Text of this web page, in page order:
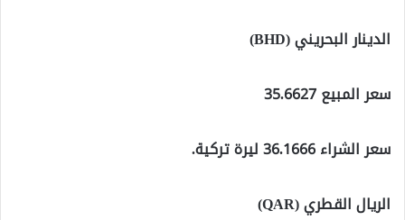
الدينار البحريني (BHD)
سعر المبيع 35.6627
سعر الشراء 36.1666 ليرة تركية.
الريال القطري (QAR)